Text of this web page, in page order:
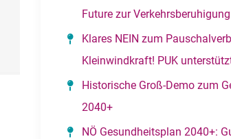
Future zur
Klares NEIN zum
Kleinwindkraft! PUK
Historische Groß-Demo zum
2040+
NÖ Gesundheitsplan 2040+: